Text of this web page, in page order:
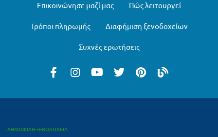
Κουρούτα Ηλείας
Κύθηρα
Επικοινώνησε μαζί μας Πώς λειτουργεί
Τρόποι πληρωμής Διαφήμιση ξενοδοχείων
Συχνές ερωτήσεις
ΔΗΜΟΦΙΛΗ ΞΕΝΟΔΟΧΕΙΑ